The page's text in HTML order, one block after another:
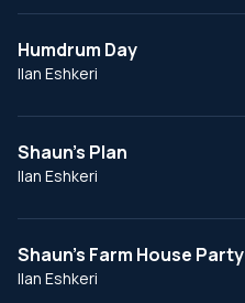
Humdrum Day
Ilan Eshkeri
Shaun's Plan
Ilan Eshkeri
Shaun's Farm House Party
Ilan Eshkeri